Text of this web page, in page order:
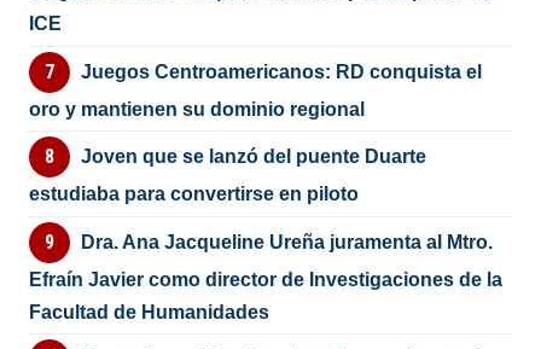
ICE
Juegos Centroamericanos: RD conquista el
oro y mantienen su dominio regional
Joven que se lanzó del puente Duarte
estudiaba para convertirse en piloto
Dra. Ana Jacqueline Ureña juramenta al Mtro.
Efraín Javier como director de Investigaciones de la
Facultad de Humanidades